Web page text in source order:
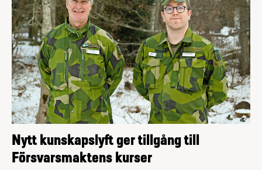
Nytt kunskapslyft ger tillgång till
Försvarsmaktens kurser